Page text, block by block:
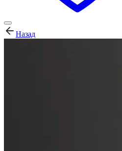
Назад